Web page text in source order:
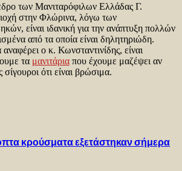
των Μανιταρόφιλων Ελλάδας Γ.
στην Φλώρινα, λόγω των
είναι ιδανική για την ανάπτυξη πολλών
από τα οποία είναι δηλητηριώδη.
ο κ. Κωνσταντινίδης, είναι
τα μανιτάρια που έχουμε μαζέψει αν
ότι είναι βρώσιμα.
κρούσματα εξετάστηκαν σήμερα